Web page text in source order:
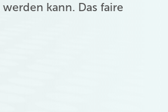
kann. Das faire